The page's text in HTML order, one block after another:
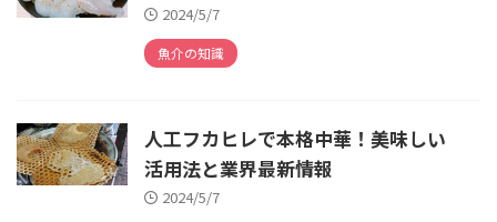
2024/5/7
魚介の知識
人工フカヒレで本格中華！美味しい
活用法と業界最新情報
2024/5/7